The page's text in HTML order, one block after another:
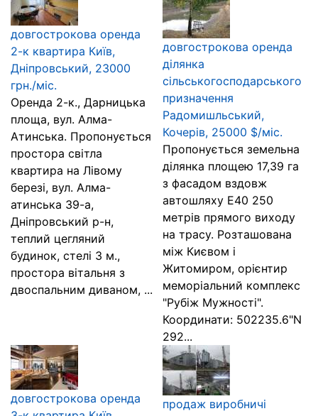
довгострокова оренда
2-к квартира Київ,
Дніпровський, 23000
грн./міс.
Оренда 2-к., Дарницька
площа, вул. Алма-
Атинська. Пропонується
простора світла
квартира на Лівому
березі, вул. Алма-
атинська 39-а,
Дніпровський р-н,
теплий цегляний
будинок, стелі 3 м.,
простора вітальня з
двоспальним диваном, ...
довгострокова оренда
ділянка
сільськогосподарського
призначення
Радомишльський,
Кочерів, 25000 $/міс.
Пропонується земельна
ділянка площею 17,39 га
з фасадом вздовж
автошляху Е40 250
метрів прямого виходу
на трасу. Розташована
між Києвом і
Житомиром, орієнтир
меморіальний комплекс
"Рубіж Мужності".
Координати: 502235.6"N
292...
довгострокова оренда
продаж виробничі